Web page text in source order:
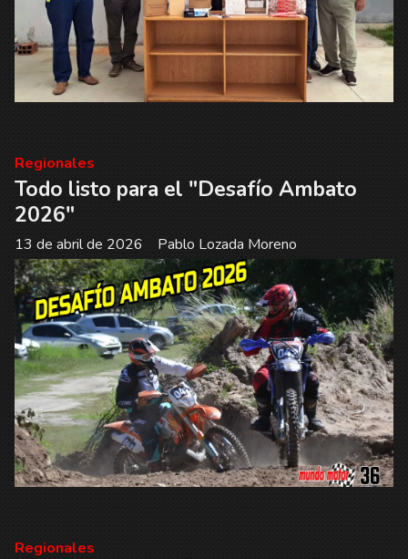
Todo listo para el "Desafío Ambato
2026"
Pablo Lozada Moreno
Regionales
13 de abril de 2026
Regionales